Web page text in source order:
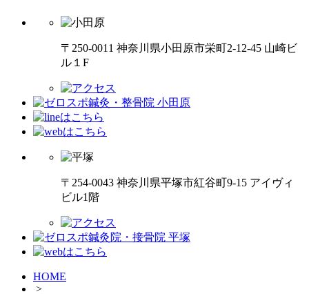
〒250-0011 神奈川県小田原市栄町2-12-45 山崎ビ
ル１F
〒254-0043 神奈川県平塚市紅谷町9-15 アイヴィ
ビル1階
HOME
>